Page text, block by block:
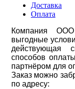
Доставка
Оплата
Компания ООО
выгодные
действующая
способов
партнёром для
Заказ можно
по адресу: